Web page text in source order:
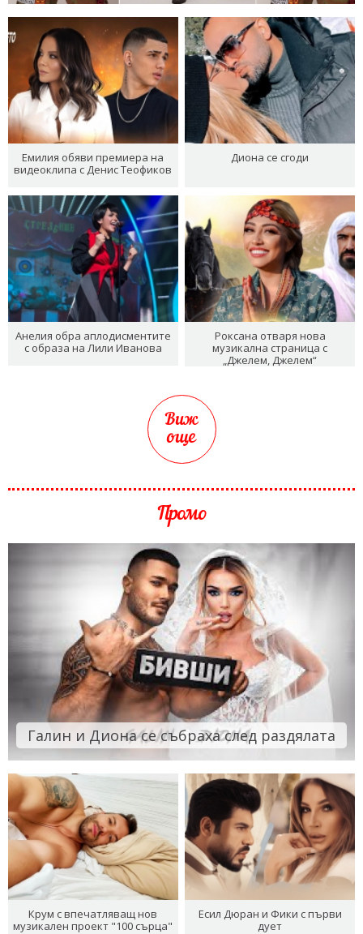
Емилия обяви премиера на
видеоклипа с Денис Теофиков
Диона се сгоди
Анелия обра аплодисментите
с образа на Лили Иванова
Роксана отваря нова
музикална страница с
„Джелем, Джелем“
Виж
още
Промо
Галин и Диона се събраха след раздялата
Крум с впечатляващ нов
музикален проект "100 сърца"
Есил Дюран и Фики с първи
дует